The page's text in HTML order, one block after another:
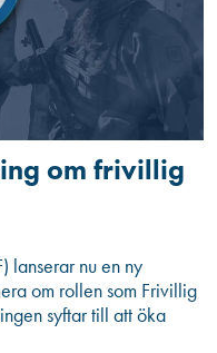
om frivillig
lanserar nu en ny
om rollen som Frivillig
syftar till att öka